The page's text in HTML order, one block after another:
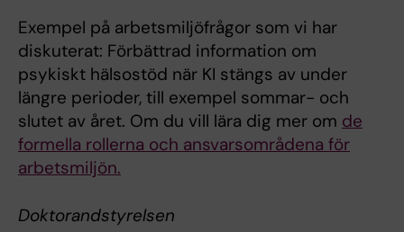
Exempel på arbetsmiljöfrågor som vi har
diskuterat: Förbättrad information om
psykiskt hälsostöd när KI stängs av under
längre perioder, till exempel sommar- och
slutet av året. Om du vill lära dig mer om de
formella rollerna och ansvarsområdena för
arbetsmiljön.
Doktorandstyrelsen